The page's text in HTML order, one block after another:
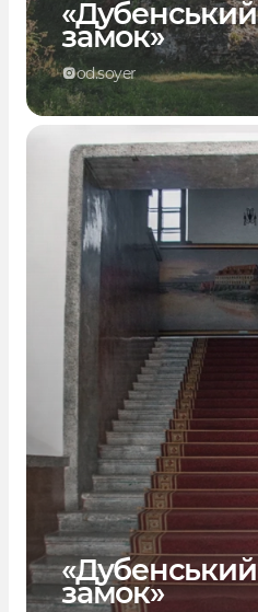
«Дубенський
замок»
od.soyer
«Дубенський
замок»